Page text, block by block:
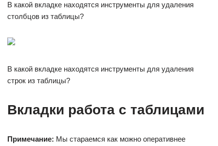
В какой вкладке находятся инструменты для удаления
столбцов из таблицы?
В какой вкладке находятся инструменты для удаления
строк из таблицы?
Вкладки работа с таблицами
Примечание: Мы стараемся как можно оперативнее